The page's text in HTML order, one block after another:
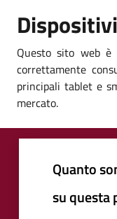
Questo sito web è
correttamente
principali tablet e
mercato.
Quanto
su questa